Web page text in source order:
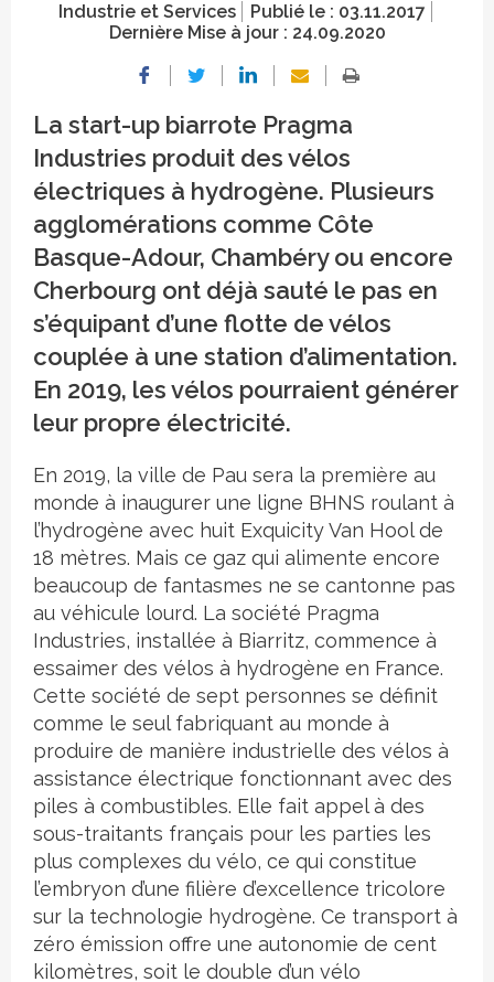
Industrie et Services Publié le : 03.11.2017
Dernière Mise à jour : 24.09.2020
La start-up biarrote Pragma
Industries produit des vélos
électriques à hydrogène. Plusieurs
agglomérations comme Côte
Basque-Adour, Chambéry ou encore
Cherbourg ont déjà sauté le pas en
s’équipant d’une flotte de vélos
couplée à une station d’alimentation.
En 2019, les vélos pourraient générer
leur propre électricité.
En 2019, la ville de Pau sera la première au
monde à inaugurer une ligne BHNS roulant à
l’hydrogène avec huit Exquicity Van Hool de
18 mètres. Mais ce gaz qui alimente encore
beaucoup de fantasmes ne se cantonne pas
au véhicule lourd. La société Pragma
Industries, installée à Biarritz, commence à
essaimer des vélos à hydrogène en France.
Cette société de sept personnes se définit
comme le seul fabriquant au monde à
produire de manière industrielle des vélos à
assistance électrique fonctionnant avec des
piles à combustibles. Elle fait appel à des
sous-traitants français pour les parties les
plus complexes du vélo, ce qui constitue
l’embryon d’une filière d’excellence tricolore
sur la technologie hydrogène. Ce transport à
zéro émission offre une autonomie de cent
kilomètres, soit le double d’un vélo